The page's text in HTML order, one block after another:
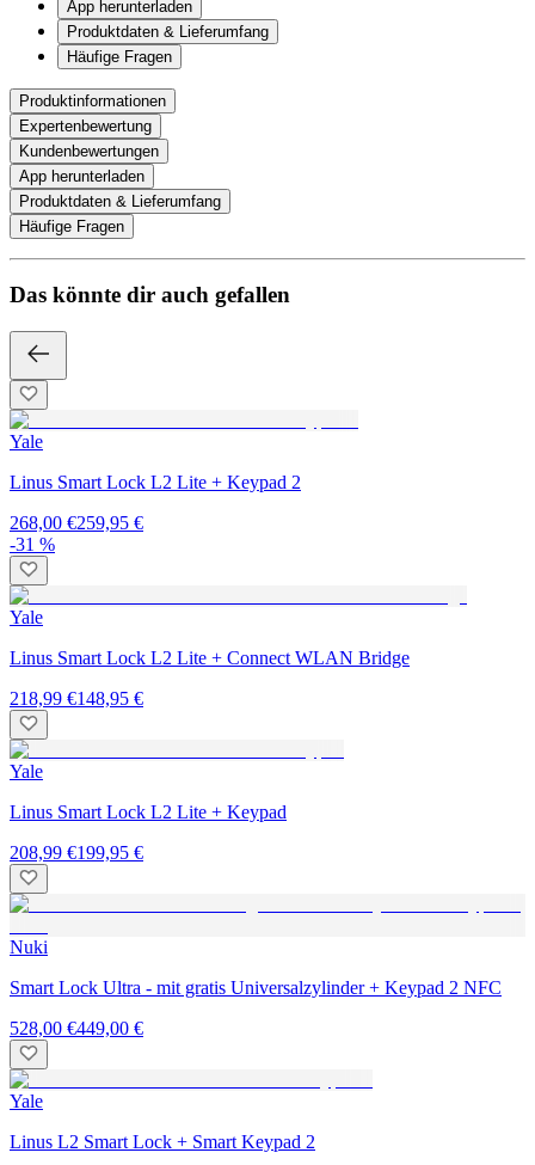
App herunterladen
Produktdaten & Lieferumfang
Häufige Fragen
Produktinformationen
Expertenbewertung
Kundenbewertungen
App herunterladen
Produktdaten & Lieferumfang
Häufige Fragen
Das könnte dir auch gefallen
Yale
Linus Smart Lock L2 Lite + Keypad 2
268,00 €259,95 €
-31 %
Yale
Linus Smart Lock L2 Lite + Connect WLAN Bridge
218,99 €148,95 €
Yale
Linus Smart Lock L2 Lite + Keypad
208,99 €199,95 €
Nuki
Smart Lock Ultra - mit gratis Universalzylinder + Keypad 2 NFC
528,00 €449,00 €
Yale
Linus L2 Smart Lock + Smart Keypad 2